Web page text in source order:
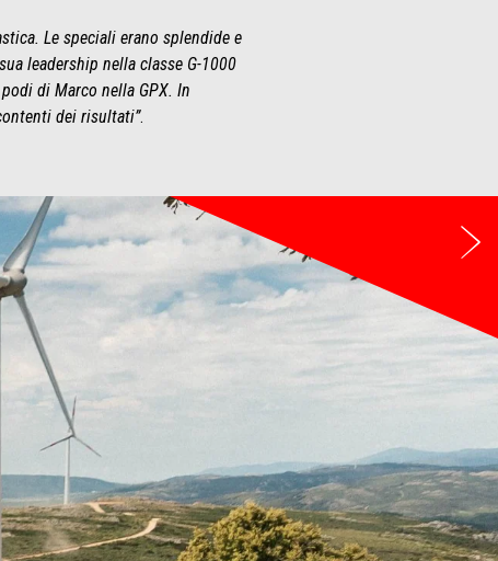
Le speciali erano splendide e
leadership nella classe G-1000
di Marco nella GPX. In
dei risultati”.